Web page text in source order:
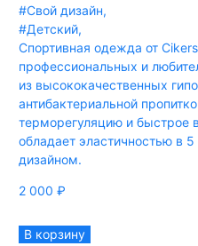
#Свой дизайн,
#Детский,
Спортивная одежда от
профессиональных и
из высококачественных
антибактериальной
терморегуляцию и быстрое
обладает эластичностью в
дизайном.
2 000 ₽
В корзину